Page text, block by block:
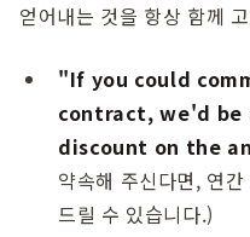
얻어내는 것을 항상 함께
"If you could
contract, we'd be
discount on the
약속해 주신다면, 연
드릴 수 있습니다.)